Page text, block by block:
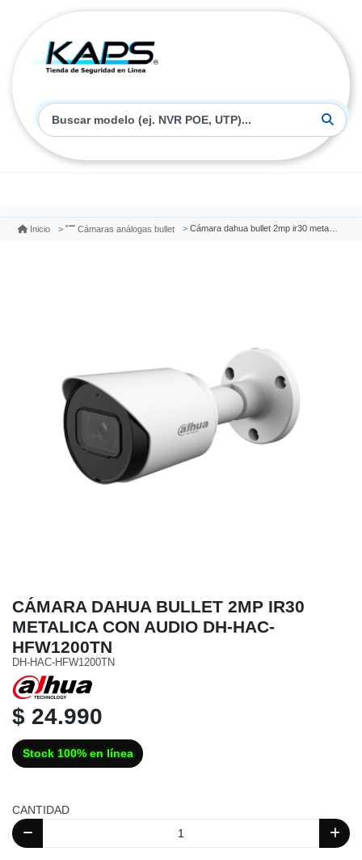
Inicio Cámaras análogas bullet Cámara dahua bullet 2mp ir30 metalica con audio dh-hac-hfw1200tn
CÁMARA DAHUA BULLET 2MP IR30
METALICA CON AUDIO DH-HAC-
HFW1200TN
DH-HAC-HFW1200TN
$ 24.990
Stock 100% en línea
CANTIDAD